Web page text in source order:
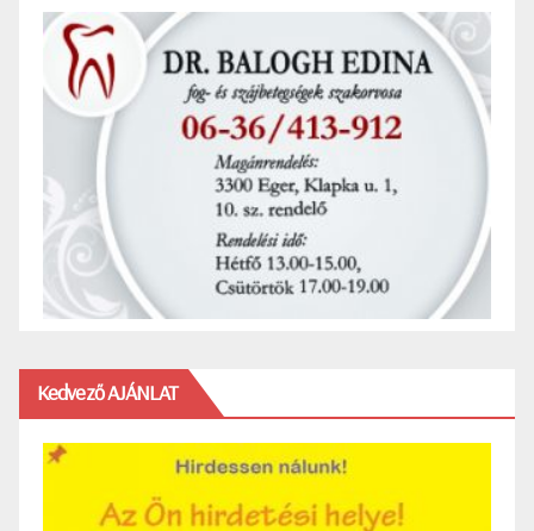
Kedvező AJÁNLAT